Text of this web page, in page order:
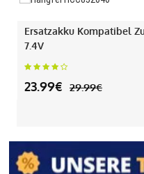
Ersatzakku Kompatibel
7.4V
23.99€ 29.99€